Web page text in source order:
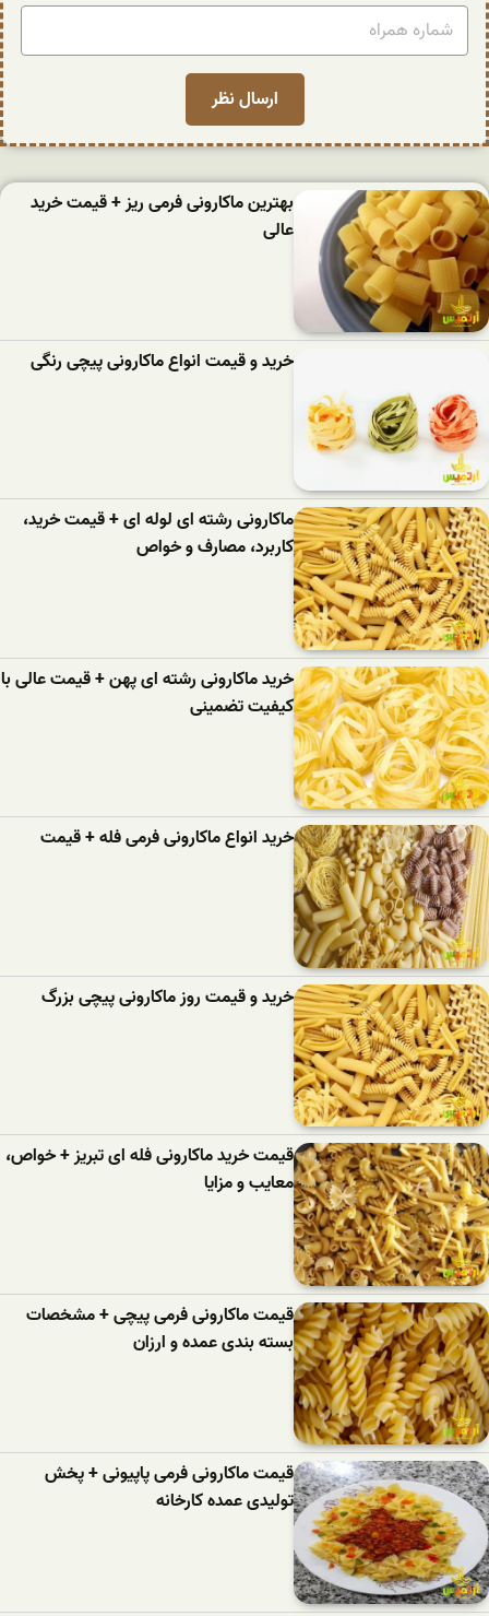
بهترین ماکارونی فرمی ریز + قیمت خرید
عالی
خرید و قیمت انواع ماکارونی پیچی رنگی
ماکارونی رشته ای لوله ای + قیمت خرید،
کاربرد، مصارف و خواص
خرید ماکارونی رشته ای پهن + قیمت عالی با
کیفیت تضمینی
خرید انواع ماکارونی فرمی فله + قیمت
خرید و قیمت روز ماکارونی پیچی بزرگ
قیمت خرید ماکارونی فله ای تبریز + خواص،
معایب و مزایا
قیمت ماکارونی فرمی پیچی + مشخصات
بسته بندی عمده و ارزان
قیمت ماکارونی فرمی پاپیونی + پخش
تولیدی عمده کارخانه